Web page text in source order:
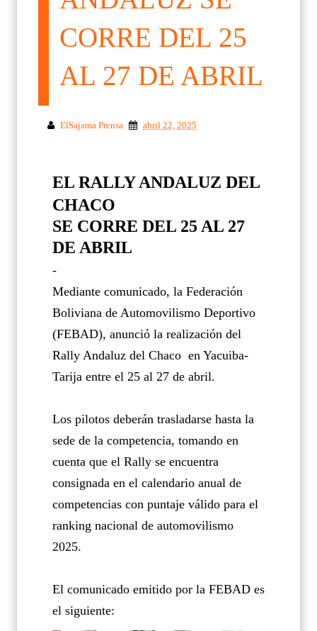
CORRE DEL 25
AL 27 DE ABRIL
ElSajama Prensa abril 22, 2025
EL RALLY ANDALUZ DEL
CHACO
SE CORRE DEL 25 AL 27
DE ABRIL
-
Mediante comunicado, la Federación
Boliviana de Automovilismo Deportivo
(FEBAD), anunció la realización del
Rally Andaluz del Chaco en Yacuiba-
Tarija entre el 25 al 27 de abril.
Los pilotos deberán trasladarse hasta la
sede de la competencia, tomando en
cuenta que el Rally se encuentra
consignada en el calendario anual de
competencias con puntaje válido para el
ranking nacional de automovilismo
2025.
El comunicado emitido por la FEBAD es
el siguiente: